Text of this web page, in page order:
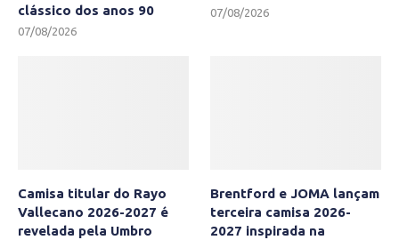
clássico dos anos 90
07/08/2026
07/08/2026
Camisa titular do Rayo
Vallecano 2026-2027 é
revelada pela Umbro
Brentford e JOMA lançam
terceira camisa 2026-
2027 inspirada na